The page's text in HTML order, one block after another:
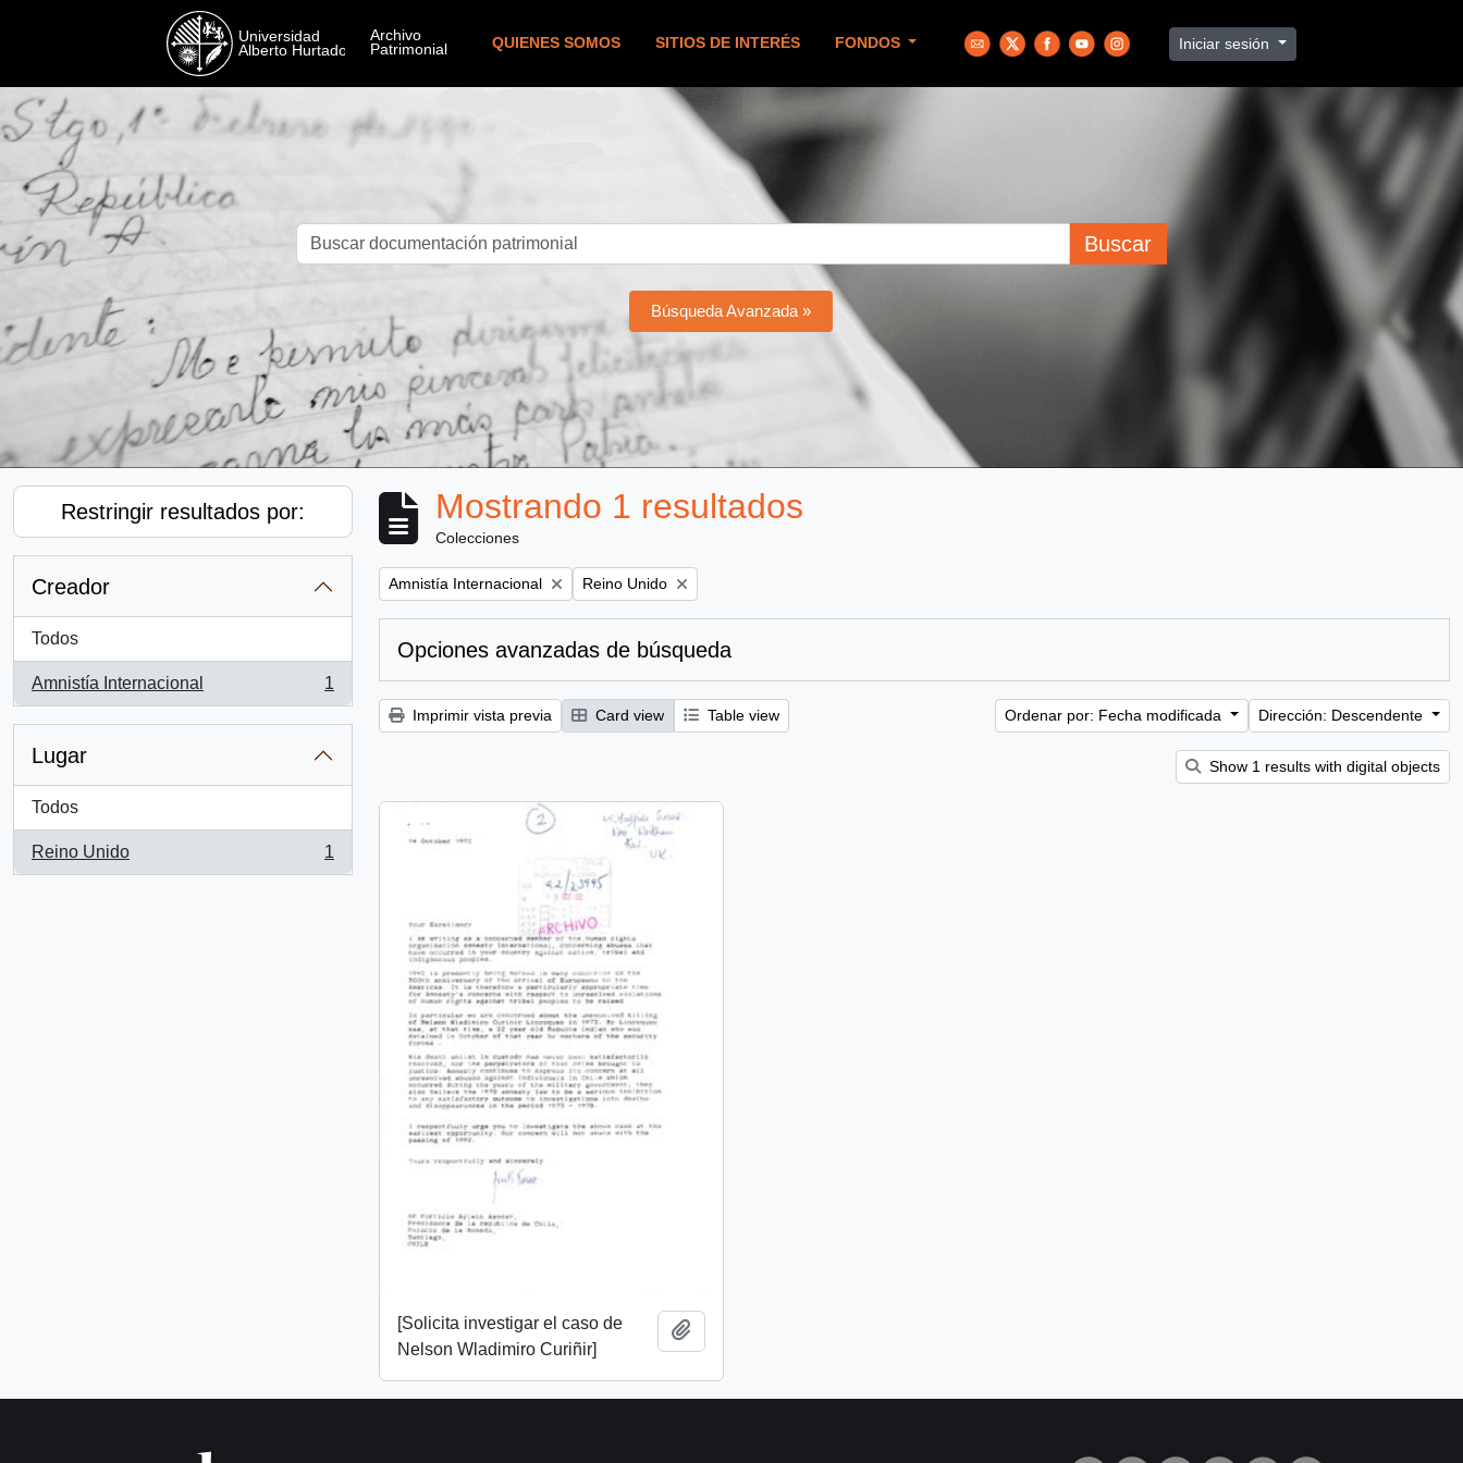
QUIENES SOMOS SITIOS DE INTERÉS FONDOS Iniciar sesión
Buscar
Búsqueda Avanzada »
Restringir resultados por:
Creador
Todos
Amnistía Internacional
, 1 resultados
1
Lugar
Todos
Reino Unido
, 1 resultados
1
Mostrando 1 resultados
Colecciones
Remove filter:
Amnistía Internacional Remove filter:
Reino Unido
Opciones avanzadas de búsqueda
Imprimir vista previa Card view Table view Ordenar por: Fecha modificada Dirección: Descendente
Show 1 results with digital objects
[Solicita investigar el caso de
Nelson Wladimiro Curiñir]